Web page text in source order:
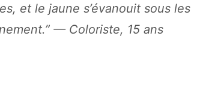
et le jaune s’évanouit sous les
— Coloriste, 15 ans